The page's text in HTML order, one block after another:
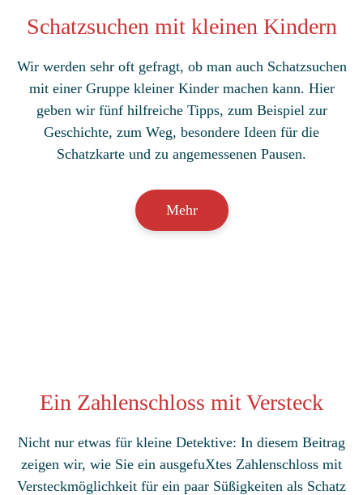
Schatzsuchen mit kleinen Kindern
Wir werden sehr oft gefragt, ob man auch Schatzsuchen
mit einer Gruppe kleiner Kinder machen kann. Hier
geben wir fünf hilfreiche Tipps, zum Beispiel zur
Geschichte, zum Weg, besondere Ideen für die
Schatzkarte und zu angemessenen Pausen.
Mehr
Ein Zahlenschloss mit Versteck
Nicht nur etwas für kleine Detektive: In diesem Beitrag
zeigen wir, wie Sie ein ausgefuXtes Zahlenschloss mit
Versteckmöglichkeit für ein paar Süßigkeiten als Schatz